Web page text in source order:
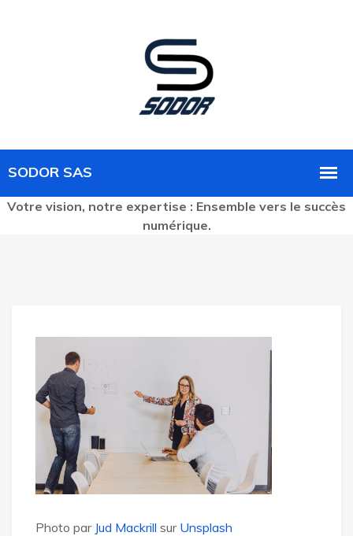
Votre vision, notre expertise : Ensemble vers le succès
numérique.
Photo par Jud Mackrill sur Unsplash